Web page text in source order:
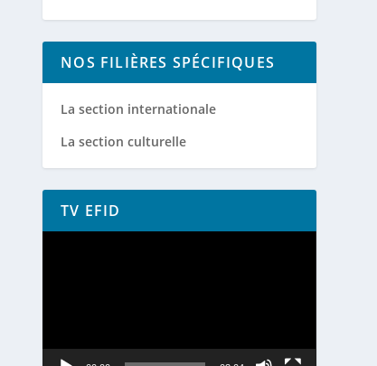
NOS FILIÈRES SPÉCIFIQUES
La section internationale
La section culturelle
TV EFID
Lecteur